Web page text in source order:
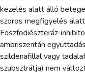
kezelés alatt álló
szoros megfigyelés
Foszfodiészteráz-
ambriszentán
szildenafillal vagy
szubsztrátja) nem